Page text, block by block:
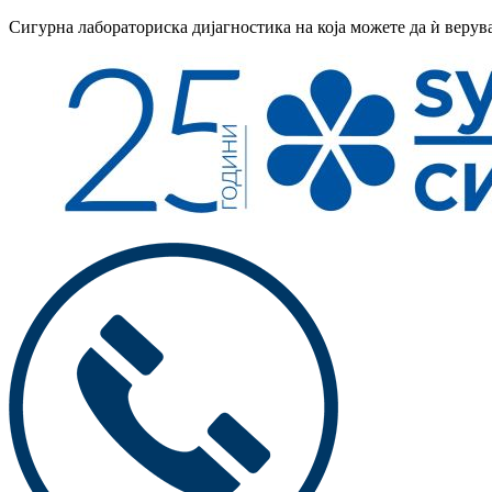
Сигурна лабораториска дијагностика на која можете да ѝ